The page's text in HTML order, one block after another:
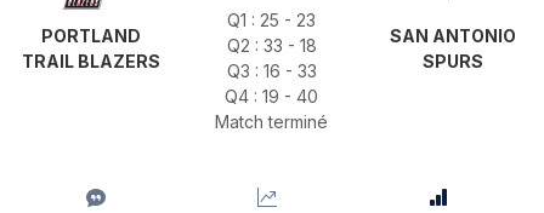
PORTLAND
TRAIL BLAZERS
Q1 : 25 - 23
Q2 : 33 - 18
Q3 : 16 - 33
Q4 : 19 - 40
Match terminé
SAN ANTONIO
SPURS